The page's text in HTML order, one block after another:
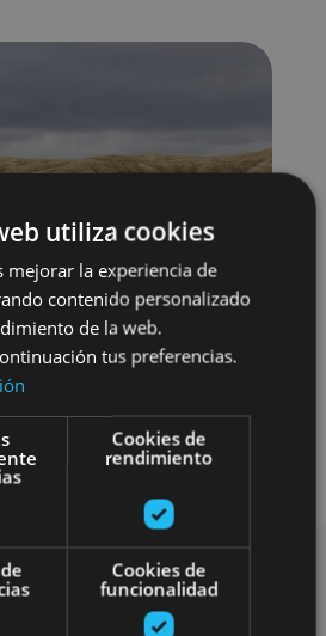
Otros
utiliza cookies
mejorar la experiencia de
contenido personalizado
de la web.
tus preferencias.
Cookies de
rendimiento
Cookies de
funcionalidad